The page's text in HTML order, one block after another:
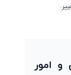
و امور